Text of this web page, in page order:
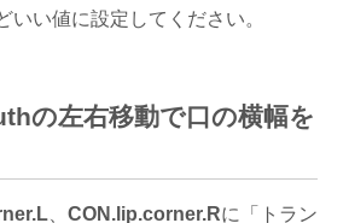
いい値に設定してください。
の左右移動で口の横幅を
、 CON.lip.corner.Rに「トラン